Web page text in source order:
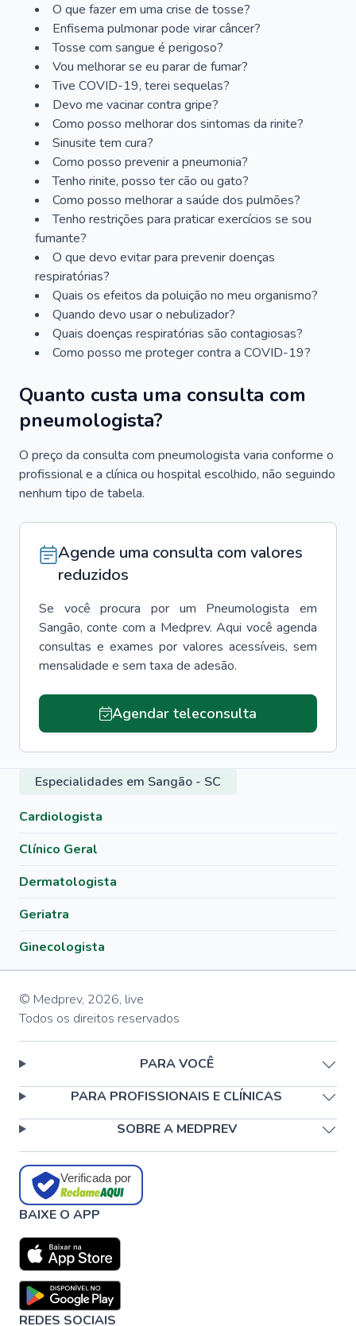
O que fazer em uma crise de tosse?
Enfisema pulmonar pode virar câncer?
Tosse com sangue é perigoso?
Vou melhorar se eu parar de fumar?
Tive COVID-19, terei sequelas?
Devo me vacinar contra gripe?
Como posso melhorar dos sintomas da rinite?
Sinusite tem cura?
Como posso prevenir a pneumonia?
Tenho rinite, posso ter cão ou gato?
Como posso melhorar a saúde dos pulmões?
Tenho restrições para praticar exercícios se sou
fumante?
O que devo evitar para prevenir doenças
respiratórias?
Quais os efeitos da poluição no meu organismo?
Quando devo usar o nebulizador?
Quais doenças respiratórias são contagiosas?
Como posso me proteger contra a COVID-19?
Quanto custa uma consulta com
pneumologista?
O preço da consulta com pneumologista varia conforme o
profissional e a clínica ou hospital escolhido, não seguindo
nenhum tipo de tabela.
Agende uma consulta com valores
reduzidos
Se você procura por um Pneumologista
em
Sangão, conte com a Medprev. Aqui você agenda
consultas e exames por valores acessíveis, sem
mensalidade e sem taxa de adesão.
Agendar teleconsulta
Especialidades em Sangão - SC
Cardiologista
Clínico Geral
Dermatologista
Geriatra
Ginecologista
© Medprev, 2026, live
Todos os direitos reservados
PARA VOCÊ
PARA PROFISSIONAIS E CLÍNICAS
SOBRE A MEDPREV
Verificada por
BAIXE O APP
REDES SOCIAIS